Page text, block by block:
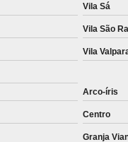
Vila Sá
Vila São
Vila
Arco-íris
Centro
Granja